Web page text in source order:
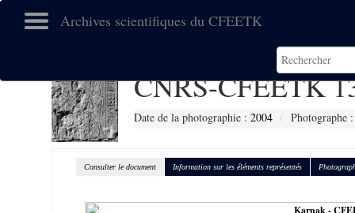
Archives scientifiques du CFEETK
CNRS-CFEETK
Date de la photographie : 2004 Photographe
Consulter le document Information sur les éléments représentés